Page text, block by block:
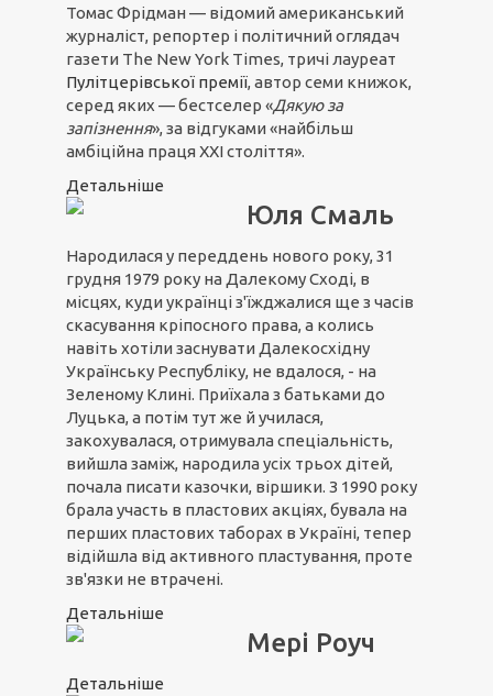
Томас Фрідман — відомий американський
журналіст, репортер і політичний оглядач
газети The New York Times, тричі лауреат
Пулітцерівської премії, автор семи книжок,
серед яких — бестселер «Дякую за
запізнення», за відгуками «найбільш
амбіційна праця ХХІ століття».
Детальніше
Юля Смаль
Народилася у переддень нового року, 31
грудня 1979 року на Далекому Сході, в
місцях, куди українці з'їжджалися ще з часів
скасування кріпосного права, а колись
навіть хотіли заснувати Далекосхідну
Українську Республіку, не вдалося, - на
Зеленому Клині. Приїхала з батьками до
Луцька, а потім тут же й училася,
закохувалася, отримувала спеціальність,
вийшла заміж, народила усіх трьох дітей,
почала писати казочки, віршики. З 1990 року
брала участь в пластових акціях, бувала на
перших пластових таборах в Україні, тепер
відійшла від активного пластування, проте
зв'язки не втрачені.
Детальніше
Мері Роуч
Детальніше